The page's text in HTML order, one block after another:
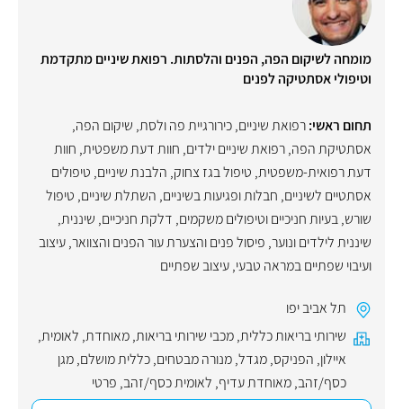
מומחה לשיקום הפה, הפנים והלסתות. רפואת שיניים מתקדמת
וטיפולי אסתטיקה לפנים
תחום ראשי:רפואת שיניים,כירורגיית פה ולסת, שיקום הפה,
אסתטיקת הפה,רפואת שיניים ילדים, חוות דעת משפטית, חוות
דעת רפואית-משפטית, טיפול בגז צחוק, הלבנת שיניים, טיפולים
אסתטיים לשיניים, חבלות ופגיעות בשיניים, השתלת שיניים, טיפול
שורש,בעיות חניכיים וטיפולים משקמים, דלקת חניכיים, שיננית,
שיננית לילדים ונוער, פיסול פנים והצערת עור הפנים והצוואר,עיצוב
ועיבוי שפתיים במראה טבעי,עיצוב שפתיים
תל אביב יפו
שירותי בריאות כללית,מכבי שירותי בריאות,מאוחדת, לאומית,
איילון, הפניקס,מגדל,מנורה מבטחים,כללית מושלם,מגן
כסף/זהב,מאוחדת עדיף, לאומית כסף/זהב, פרטי